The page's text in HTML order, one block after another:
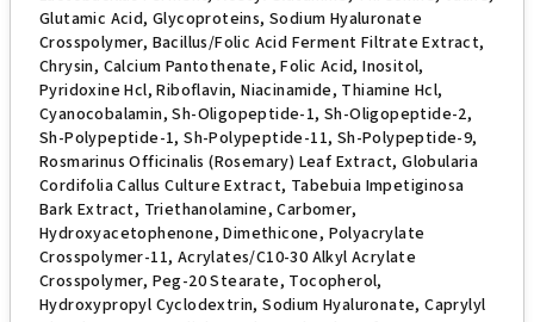
Glutamic Acid, Glycoproteins, Sodium Hyaluronate
Crosspolymer, Bacillus/Folic Acid Ferment Filtrate Extract,
Chrysin, Calcium Pantothenate, Folic Acid, Inositol,
Pyridoxine Hcl, Riboflavin, Niacinamide, Thiamine Hcl,
Cyanocobalamin, Sh-Oligopeptide-1, Sh-Oligopeptide-2,
Sh-Polypeptide-1, Sh-Polypeptide-11, Sh-Polypeptide-9,
Rosmarinus Officinalis (Rosemary) Leaf Extract, Globularia
Cordifolia Callus Culture Extract, Tabebuia Impetiginosa
Bark Extract, Triethanolamine, Carbomer,
Hydroxyacetophenone, Dimethicone, Polyacrylate
Crosspolymer-11, Acrylates/C10-30 Alkyl Acrylate
Crosspolymer, Peg-20 Stearate, Tocopherol,
Hydroxypropyl Cyclodextrin, Sodium Hyaluronate, Caprylyl